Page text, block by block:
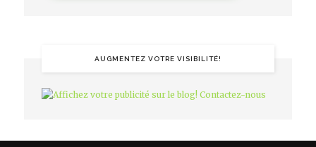
AUGMENTEZ VOTRE VISIBILITÉ!